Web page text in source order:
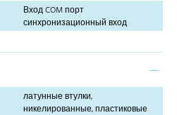
Вход COM порт
синхронизационный вход
латунные втулки,
никелированные, пластиковые